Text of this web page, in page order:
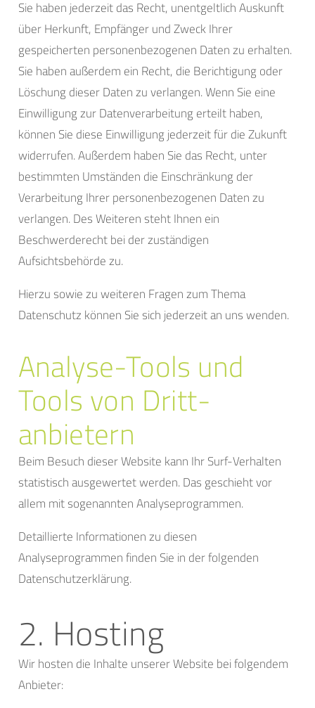
Sie haben jederzeit das Recht, unentgeltlich Auskunft
über Herkunft, Empfänger und Zweck Ihrer
gespeicherten personenbezogenen Daten zu erhalten.
Sie haben außerdem ein Recht, die Berichtigung oder
Löschung dieser Daten zu verlangen. Wenn Sie eine
Einwilligung zur Datenverarbeitung erteilt haben,
können Sie diese Einwilligung jederzeit für die Zukunft
widerrufen. Außerdem haben Sie das Recht, unter
bestimmten Umständen die Einschränkung der
Verarbeitung Ihrer personenbezogenen Daten zu
verlangen. Des Weiteren steht Ihnen ein
Beschwerderecht bei der zuständigen
Aufsichtsbehörde zu.
Hierzu sowie zu weiteren Fragen zum Thema
Datenschutz können Sie sich jederzeit an uns wenden.
Analyse-Tools und
Tools von Dritt­
anbietern
Beim Besuch dieser Website kann Ihr Surf-Verhalten
statistisch ausgewertet werden. Das geschieht vor
allem mit sogenannten Analyseprogrammen.
Detaillierte Informationen zu diesen
Analyseprogrammen finden Sie in der folgenden
Datenschutzerklärung.
2. Hosting
Wir hosten die Inhalte unserer Website bei folgendem
Anbieter: